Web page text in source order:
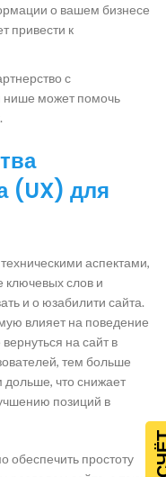
о вашем бизнесе
привести к
с
нише может помочь
(UX) для
аспектами,
ключевых слов и
и о юзабилити сайта.
влияет на поведение
на сайт в
тем больше
дольше, что снижает
позиций в
обеспечить простоту